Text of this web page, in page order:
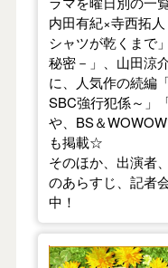
内田有紀×寺西拓
シャツが乾くまで
秘密－」、山田涼
に、人気作の続編
SBC強行犯係～」
や、BS＆
も掲載☆
そのほか、出演者
のあらすじ、記者
中！
【2026年春】